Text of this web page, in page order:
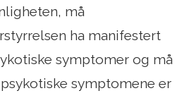
må
ha manifestert
symptomer og må
symptomene er